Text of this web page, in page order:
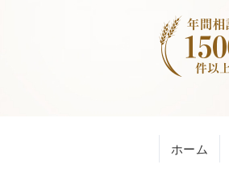
ホーム